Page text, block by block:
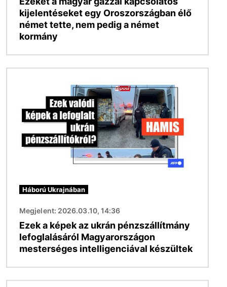
kijelentéseket egy Oroszországban élő
német tette, nem pedig a német
kormány
Háború Ukrajnában
Megjelent: 2026.03.10, 14:36
Ezek a képek az ukrán pénzszállítmány
lefoglalásáról Magyarországon
mesterséges intelligenciával készültek